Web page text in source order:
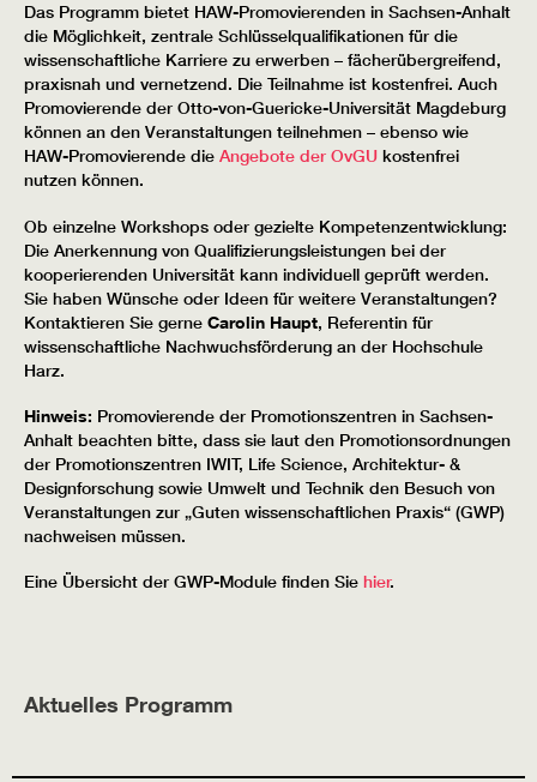
Das Programm bietet HAW-Promovierenden in Sachsen-Anhalt
die Möglichkeit, zentrale Schlüsselqualifikationen für die
wissenschaftliche Karriere zu erwerben – fächerübergreifend,
praxisnah und vernetzend. Die Teilnahme ist kostenfrei. Auch
Promovierende der Otto-von-Guericke-Universität Magdeburg
können an den Veranstaltungen teilnehmen – ebenso wie
HAW-Promovierende die Angebote der OvGU kostenfrei
nutzen können.
Ob einzelne Workshops oder gezielte Kompetenzentwicklung:
Die Anerkennung von Qualifizierungsleistungen bei der
kooperierenden Universität kann individuell geprüft werden.
Sie haben Wünsche oder Ideen für weitere Veranstaltungen?
Kontaktieren Sie gerne Carolin Haupt, Referentin für
wissenschaftliche Nachwuchsförderung an der Hochschule
Harz.
Hinweis: Promovierende der Promotionszentren in Sachsen-
Anhalt beachten bitte, dass sie laut den Promotionsordnungen
der Promotionszentren IWIT, Life Science, Architektur- &
Designforschung sowie Umwelt und Technik den Besuch von
Veranstaltungen zur „Guten wissenschaftlichen Praxis“ (GWP)
nachweisen müssen.
Eine Übersicht der GWP-Module finden Sie hier.
Aktuelles Programm